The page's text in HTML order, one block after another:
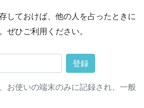
しておけば、他の人を占ったときに
ぜひご利用ください。
登録
お使いの端末のみに記録され、一般